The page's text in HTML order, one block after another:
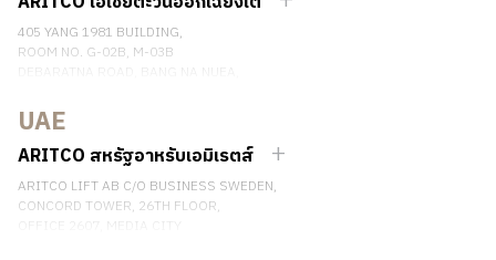
405 YANG 1981 BUILDING,
ROOM NO. G-02B, M-03B
เบอร์โทรศัพท์: +66 863174017
ติดต่อเรา
UAE
ARITCO สหรัฐอาหรับเอมิเรตส์
ARITCO LIFT AB C/O BUSINESS SWEDEN,
CONCORD TOWER, 26TH FLOOR,